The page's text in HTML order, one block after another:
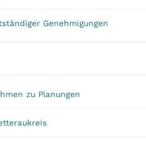
Genehmigungen
zu Planungen